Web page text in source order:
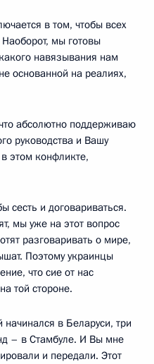
в том, чтобы всех
мы готовы
навязывания нам
основанной на реалиях,
абсолютно поддерживаю
руководства и Вашу
этом конфликте,
сесть и договариваться.
мы уже на этот вопрос
разговаривать о мире,
Поэтому украинцы
что сие от нас
той стороне.
в Беларуси, три
– в Стамбуле. И Вы мне
и передали. Этот